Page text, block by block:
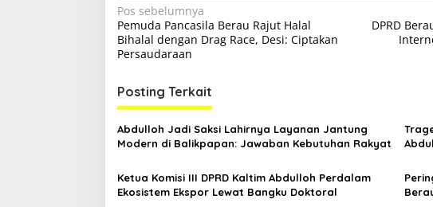
N
a
v
i
g
a
s
i
p
Pos sebelumnya
Pemuda Pancasila Berau Rajut Halal
Bihalal dengan Drag Race, Desi: Ciptakan
Persaudaraan
DPRD
Posting Terkait
Abdulloh Jadi Saksi Lahirnya Layanan Jantung
Modern di Balikpapan: Jawaban Kebutuhan Rakyat
Ketua Komisi III DPRD Kaltim Abdulloh Perdalam
Ekosistem Ekspor Lewat Bangku Doktoral